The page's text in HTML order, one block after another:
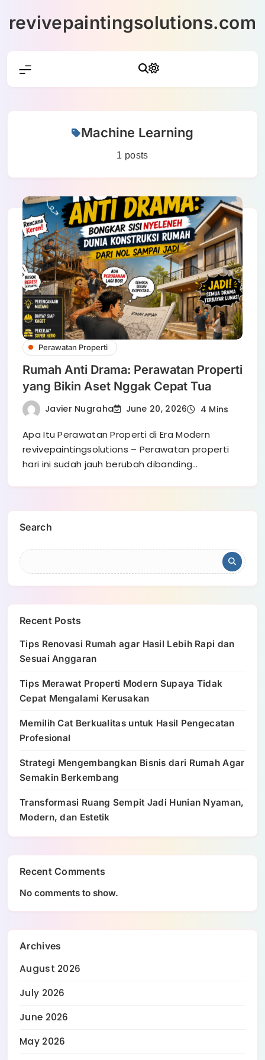
revivepaintingsolutions.com
Machine Learning
1 posts
Perawatan Properti
Rumah Anti Drama: Perawatan Properti
yang Bikin Aset Nggak Cepat Tua
Javier Nugraha June 20, 2026 4 Mins
Apa Itu Perawatan Properti di Era Modern
revivepaintingsolutions – Perawatan properti
hari ini sudah jauh berubah dibanding…
Search
Recent Posts
Tips Renovasi Rumah agar Hasil Lebih Rapi dan
Sesuai Anggaran
Tips Merawat Properti Modern Supaya Tidak
Cepat Mengalami Kerusakan
Memilih Cat Berkualitas untuk Hasil Pengecatan
Profesional
Strategi Mengembangkan Bisnis dari Rumah Agar
Semakin Berkembang
Transformasi Ruang Sempit Jadi Hunian Nyaman,
Modern, dan Estetik
Recent Comments
No comments to show.
Archives
August 2026
July 2026
June 2026
May 2026